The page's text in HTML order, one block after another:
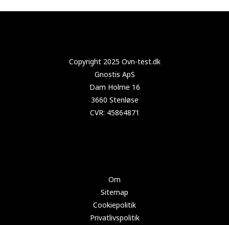
Om
Sitemap
Cookiepolitik
Privatlivspolitik